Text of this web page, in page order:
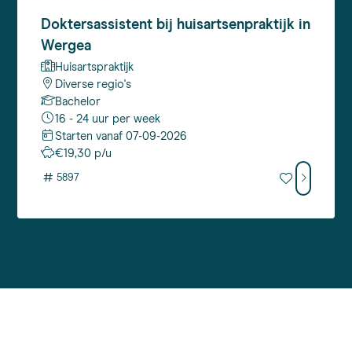
Doktersassistentbij huisartsenpraktijk in
Wergea
Huisartspraktijk
Diverse regio's
Bachelor
16 - 24 uur per week
Starten vanaf 07-09-2026
€19,30 p/u
# 5897